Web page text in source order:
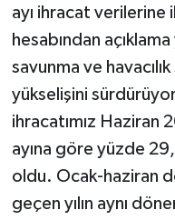
ayı ihracat verilerine
hesabından
savunma ve
yükselişini
ihracatımız Haziran
ayına göre yüzde
oldu. Ocak-haziran
geçen yılın aynı